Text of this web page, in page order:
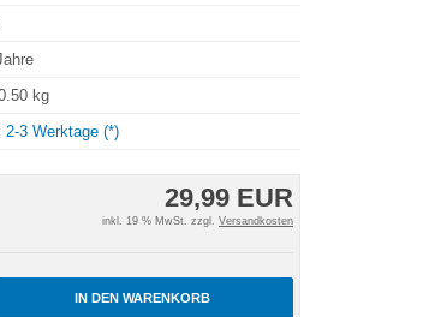
29,99 EUR
inkl. 19 % MwSt. zzgl. Versandkosten
IN DEN WARENKORB
kg
2-3 Werktage (*)